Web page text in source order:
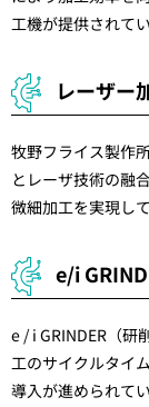
工機が提供されてい
レーザー
牧野フライス製作
とレーザ技術の融
微細加工を実現し
e/i
e / i GRINDER（研
工のサイクルタイ
導入が進められてい